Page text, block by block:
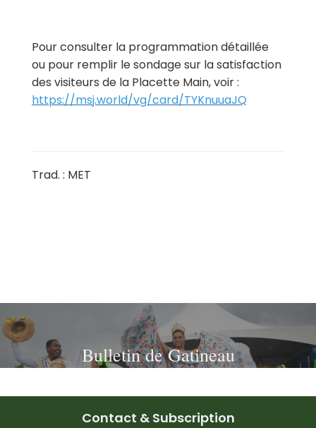
Pour consulter la programmation détaillée
ou pour remplir le sondage sur la satisfaction
des visiteurs de la Placette Main, voir :
https://msj.world/vg/card/TYKnuuaJQ
Trad. : MET
Bulletin de Gatineau
Contact & Subscription